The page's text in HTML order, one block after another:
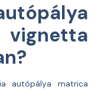
autópálya matrica